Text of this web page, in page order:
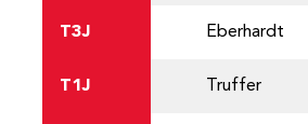
T3J Eberhardt
T1J Truffer